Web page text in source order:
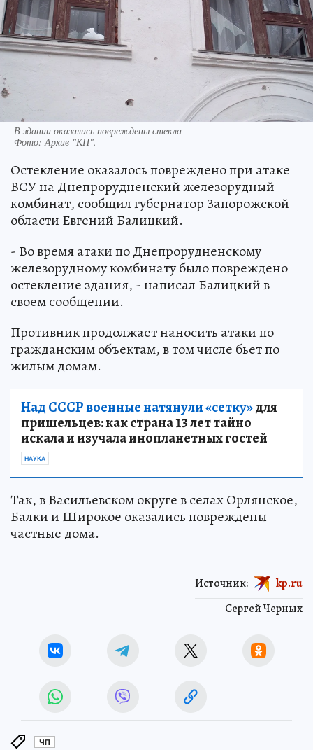
В здании оказались повреждены стекла
Фото:Архив "КП".
Остекление оказалось повреждено при атаке
ВСУ на Днепрорудненский железорудный
комбинат, сообщил губернатор Запорожской
области Евгений Балицкий.
- Во время атаки по Днепрорудненскому
железорудному комбинату было повреждено
остекление здания, - написал Балицкий в
своем сообщении.
Противник продолжает наносить атаки по
гражданским объектам, в том числе бьет по
жилым домам.
Над СССР военные натянули «сетку»для
пришельцев: как страна 13 лет тайно
искала и изучала инопланетных гостей
НАУКА
Так, в Васильевском округе в селах Орлянское,
Балки и Широкое оказались повреждены
частные дома.
Сергей Черных
Источник: kp.ru
ЧП